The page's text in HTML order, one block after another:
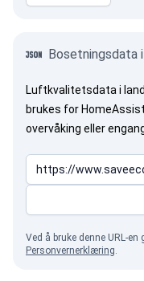
Bosetningsdata
Luftkvalitetsdata i
brukes for
overvåking eller
Ved å bruke denne URL-en
Personvernerklæring.